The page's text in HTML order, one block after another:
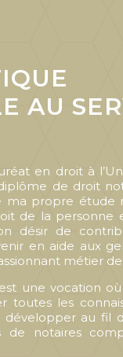
AU
en droit à
de droit
ma propre étude
de la personne
désir de
en aide aux
métier
une vocation
toutes les
développer au fil
de notaires